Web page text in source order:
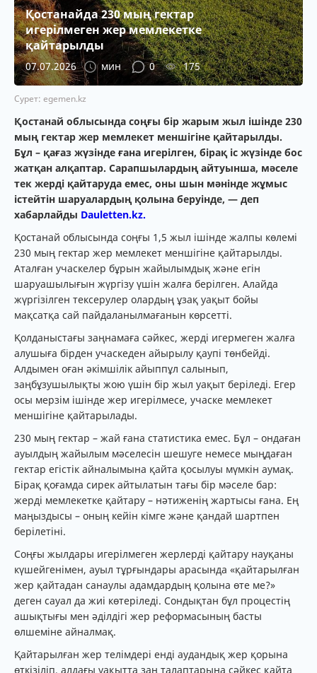
Қостанайда 230 мың гектар
игерілмеген жер мемлекетке
қайтарылды
07.07.2026 мин 0 175
Сурет: egemen.kz
Қостанай облысында соңғы бір жарым жыл ішінде 230
мың гектар жер мемлекет меншігіне қайтарылды.
Бұл – қағаз жүзінде ғана игерілген, бірақ іс жүзінде бос
жатқан алқаптар. Сарапшылардың айтуынша, мәселе
тек жерді қайтаруда емес, оны шын мәнінде жұмыс
істейтін шаруалардың қолына беруінде, — деп
хабарлайды Dauletten.kz.
Қостанай облысында соңғы 1,5 жыл ішінде жалпы көлемі
230 мың гектар жер мемлекет меншігіне қайтарылды.
Аталған учаскелер бұрын жайылымдық және егін
шаруашылығын жүргізу үшін жалға берілген. Алайда
жүргізілген тексерулер олардың ұзақ уақыт бойы
мақсатқа сай пайдаланылмағанын көрсетті.
Қолданыстағы заңнамаға сәйкес, жерді игермеген жалға
алушыға бірден учаскеден айырылу қаупі төнбейді.
Алдымен оған әкімшілік айыппұл салынып,
заңбұзушылықты жою үшін бір жыл уақыт беріледі. Егер
осы мерзім ішінде жер игерілмесе, учаске мемлекет
меншігіне қайтарылады.
230 мың гектар – жай ғана статистика емес. Бұл – ондаған
ауылдың жайылым мәселесін шешуге немесе мыңдаған
гектар егістік айналымына қайта қосылуы мүмкін аумақ.
Бірақ қоғамда сирек айтылатын тағы бір мәселе бар:
жерді мемлекетке қайтару – нәтиженің жартысы ғана. Ең
маңыздысы – оның кейін кімге және қандай шартпен
берілетіні.
Соңғы жылдары игерілмеген жерлерді қайтару науқаны
күшейгенімен, ауыл тұрғындары арасында «қайтарылған
жер қайтадан санаулы адамдардың қолына өте ме?»
деген сауал да жиі көтеріледі. Сондықтан бұл процестің
ашықтығы мен әділдігі жер реформасының басты
өлшеміне айналмақ.
Қайтарылған жер телімдері енді аудандық жер қорына
өткізіліп, алдағы уақытта заң талаптарына сәйкес қайта